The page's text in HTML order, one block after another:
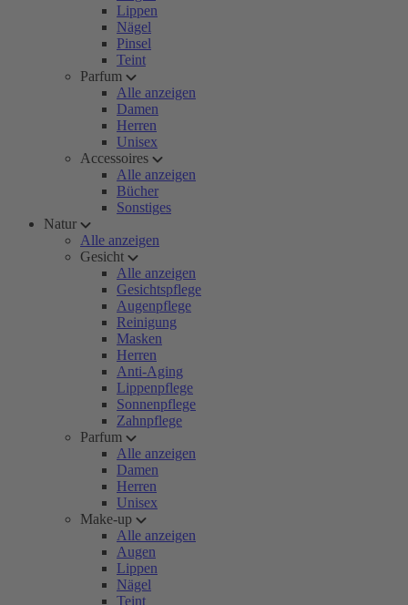
Lippen
Nägel
Pinsel
Teint
Parfum
Alle anzeigen
Damen
Herren
Unisex
Accessoires
Alle anzeigen
Bücher
Sonstiges
Natur
Alle anzeigen
Gesicht
Alle anzeigen
Gesichtspflege
Augenpflege
Reinigung
Masken
Herren
Anti-Aging
Lippenpflege
Sonnenpflege
Zahnpflege
Parfum
Alle anzeigen
Damen
Herren
Unisex
Make-up
Alle anzeigen
Augen
Lippen
Nägel
Teint